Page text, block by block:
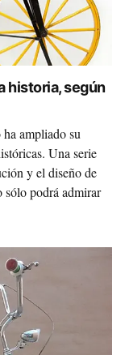
historia, según
ampliado su
Una serie
y el diseño de
sólo podrá admirar